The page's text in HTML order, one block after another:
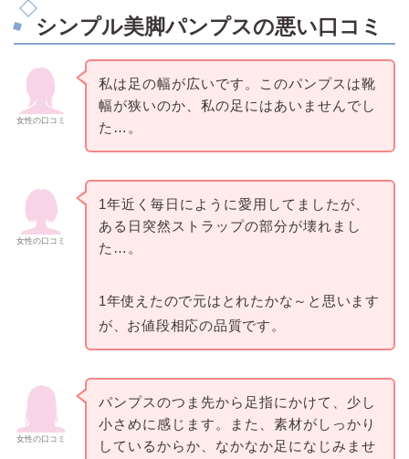
シンプル美脚パンプスの悪い口コミ
女性の口コミ
私は足の幅が広いです。このパンプスは靴
幅が狭いのか、私の足にはあいませんでし
た…。
女性の口コミ
1年近く毎日にように愛用してましたが、
ある日突然ストラップの部分が壊れまし
た…。
1年使えたので元はとれたかな～と思います
が、お値段相応の品質です。
女性の口コミ
パンプスのつま先から足指にかけて、少し
小さめに感じます。また、素材がしっかり
しているからか、なかなか足になじみませ